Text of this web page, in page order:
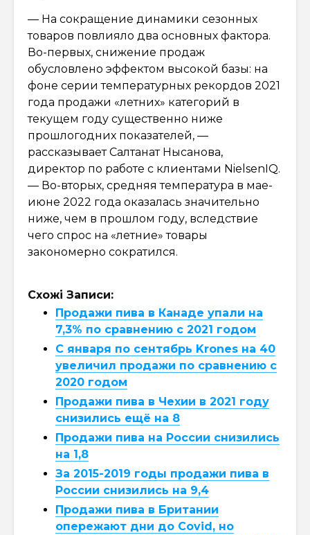
— На сокращение динамики сезонных
товаров повлияло два основных фактора.
Во-первых, снижение продаж
обусловлено эффектом высокой базы: на
фоне серии температурных рекордов 2021
года продажи «летних» категорий в
текущем году существенно ниже
прошлогодних показателей, —
рассказывает Салтанат Нысанова,
директор по работе с клиентами NielsenIQ.
— Во-вторых, средняя температура в мае-
июне 2022 года оказалась значительно
ниже, чем в прошлом году, вследствие
чего спрос на «летние» товары
закономерно сократился.
Схожі Записи:
Продажи пива в Канаде упали на
7,3% по сравнению с 2021 годом
С января по сентябрь Krones на 40
увеличил продажи по сравнению с
2020 годом
Продажи пива в Чехии в 2021 году
снизились ещё на 8
Продажи пива на России снизились
на 1,8
За 2015-2019 годы продажи пива в
России снизились на 9,4
Продажи пива в Британии
опережают дни до Covid, но